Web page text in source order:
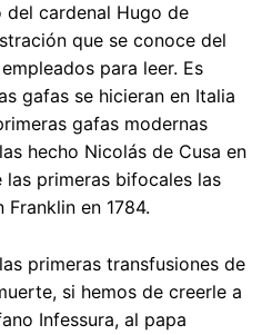
cardenal Hugo de
que se conoce del
para leer. Es
gafas se hicieran en Italia
gafas modernas
hecho Nicolás de Cusa en
las primeras bifocales las
en 1784.
primeras transfusiones de
si hemos de creerle a
Infessura, al papa